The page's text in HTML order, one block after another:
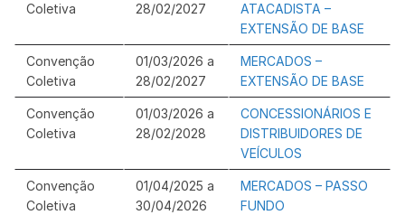
Coletiva
28/02/2027
ATACADISTA –
EXTENSÃO DE BASE
Convenção
Coletiva
01/03/2026 a
28/02/2027
MERCADOS –
EXTENSÃO DE BASE
Convenção
Coletiva
01/03/2026 a
28/02/2028
CONCESSIONÁRIOS E
DISTRIBUIDORES DE
VEÍCULOS
Convenção
Coletiva
01/04/2025 a
30/04/2026
MERCADOS – PASSO
FUNDO